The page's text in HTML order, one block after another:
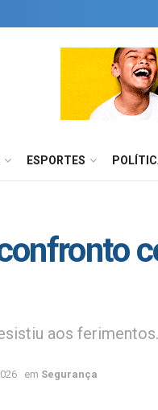
ESPORTES
aos ferimentos.
em Segurança